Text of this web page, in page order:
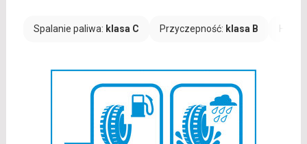
Spalanie paliwa: klasa C Przyczepność: klasa B